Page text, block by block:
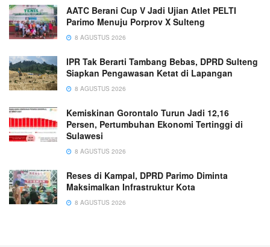
AATC Berani Cup V Jadi Ujian Atlet PELTI
Parimo Menuju Porprov X Sulteng
8 AGUSTUS 2026
IPR Tak Berarti Tambang Bebas, DPRD Sulteng
Siapkan Pengawasan Ketat di Lapangan
8 AGUSTUS 2026
Kemiskinan Gorontalo Turun Jadi 12,16
Persen, Pertumbuhan Ekonomi Tertinggi di
Sulawesi
8 AGUSTUS 2026
Reses di Kampal, DPRD Parimo Diminta
Maksimalkan Infrastruktur Kota
8 AGUSTUS 2026